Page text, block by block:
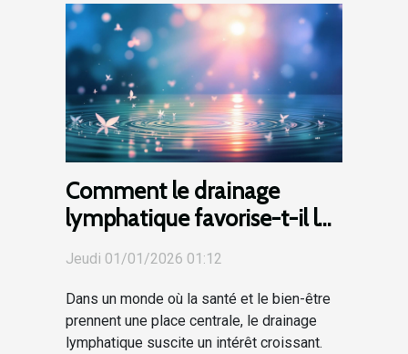
Comment le drainage
lymphatique favorise-t-il la
Jeudi 01/01/2026 01:12
Dans un monde où la santé et le bien-être
prennent une place centrale, le drainage
lymphatique suscite un intérêt croissant.